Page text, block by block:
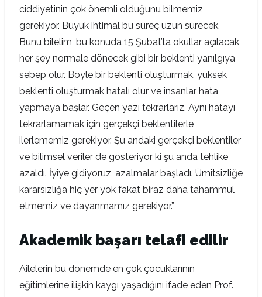
ciddiyetinin çok önemli olduğunu bilmemiz
gerekiyor. Büyük ihtimal bu süreç uzun sürecek.
Bunu bilelim, bu konuda 15 Şubat’ta okullar açılacak
her şey normale dönecek gibi bir beklenti yanılgıya
sebep olur. Böyle bir beklenti oluşturmak, yüksek
beklenti oluşturmak hatalı olur ve insanlar hata
yapmaya başlar. Geçen yazı tekrarlarız. Aynı hatayı
tekrarlamamak için gerçekçi beklentilerle
ilerlememiz gerekiyor. Şu andaki gerçekçi beklentiler
ve bilimsel veriler de gösteriyor ki şu anda tehlike
azaldı. İyiye gidiyoruz, azalmalar başladı. Ümitsizliğe
kararsızlığa hiç yer yok fakat biraz daha tahammül
etmemiz ve dayanmamız gerekiyor.”
Akademik başarı telafi edilir
Ailelerin bu dönemde en çok çocuklarının
eğitimlerine ilişkin kaygı yaşadığını ifade eden Prof.